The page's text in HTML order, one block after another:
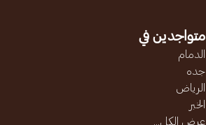
متواجدين في
الدمام
جده
الرياض
الخبر
عرض الكل...